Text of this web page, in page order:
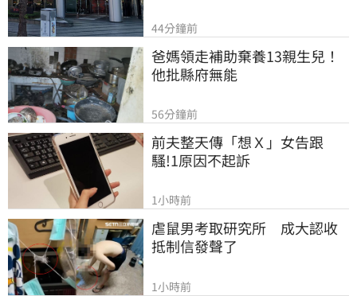
44分鐘前
爸媽領走補助棄養13親生兒！
他批縣府無能
56分鐘前
前夫整天傳「想Ｘ」女告跟
騷!1原因不起訴
1小時前
虐鼠男考取研究所　成大認收
抵制信發聲了
1小時前